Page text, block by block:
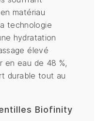
matériau
technologie
hydratation
élevé
en eau de 48 %,
durable tout au
Biofinity